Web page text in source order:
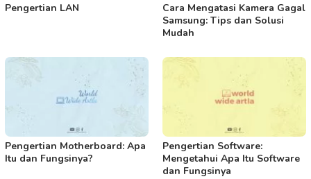
Pengertian LAN
Cara Mengatasi Kamera Gagal
Samsung: Tips dan Solusi
Mudah
Pengertian Motherboard: Apa
Itu dan Fungsinya?
Pengertian Software:
Mengetahui Apa Itu Software
dan Fungsinya